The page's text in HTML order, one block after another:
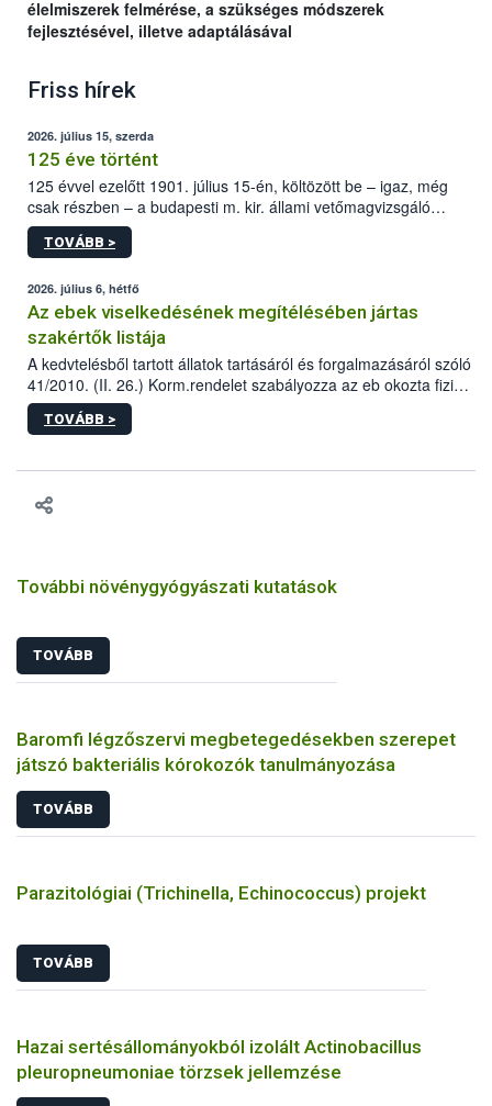
élelmiszerek felmérése, a szükséges módszerek
fejlesztésével, illetve adaptálásával
Friss hírek
2026. július 15, szerda
125 éve történt
125 évvel ezelőtt 1901. július 15-én, költözött be – igaz, még
csak részben – a budapesti m. kir. állami vetőmagvizsgáló
állomás a Kis Rókus utca 15. szám alatti, Czigler Győző által
tervezett új épületébe.
TOVÁBB >
2026. július 6, hétfő
Az ebek viselkedésének megítélésében jártas
szakértők listája
A kedvtelésből tartott állatok tartásáról és forgalmazásáról szóló
41/2010. (II. 26.) Korm.rendelet szabályozza az eb okozta fizikai
sérülés, illetve ennek veszélye keletkezésekor felmerülő
hatósági feladatokat, valamint a veszélyes eb tartását és annak
vonni az ebek viselkedésének megítélésében jártas szakértőt.
TOVÁBB >
További növénygyógyászati kutatások
TOVÁBB
Baromfi légzőszervi megbetegedésekben szerepet
játszó bakteriális kórokozók tanulmányozása
TOVÁBB
Parazitológiai (Trichinella, Echinococcus) projekt
TOVÁBB
Hazai sertésállományokból izolált Actinobacillus
pleuropneumoniae törzsek jellemzése